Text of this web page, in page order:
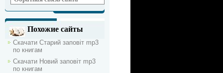
Похожие сайты
Скачати Старий заповіт mp3
по книгам
Скачати Новий заповіт mp3
по книгам